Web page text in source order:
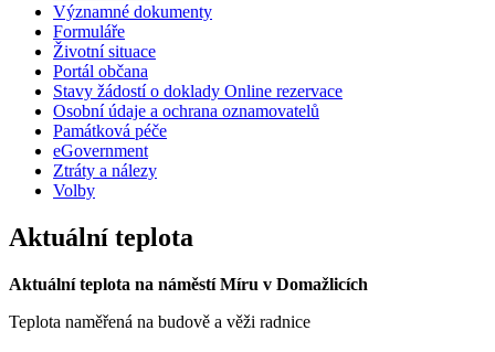
Významné dokumenty
Formuláře
Životní situace
Portál občana
Stavy žádostí o doklady Online rezervace
Osobní údaje a ochrana oznamovatelů
Památková péče
eGovernment
Ztráty a nálezy
Volby
Aktuální teplota
Aktuální teplota na náměstí Míru v Domažlicích
Teplota naměřená na budově a věži radnice